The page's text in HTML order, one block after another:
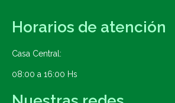
Horarios de atención
Casa Central:
08:00 a 16:00 Hs